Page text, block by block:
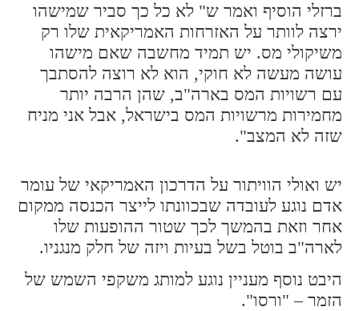
ברזלי הוסיף ואמר ש" לא כל כך סביר שמישהו
ירצה לוותר על האזרחות האמריקאית שלו רק
משיקולי מס. יש תמיד מחשבה שאם מישהו
עושה מעשה לא חוקי, הוא לא רוצה להסתבך
עם רשויות המס בארה"ב, שהן הרבה יותר
מחמירות מרשויות המס בישראל, אבל אני מניח
שזה לא המצב".
יש ואולי הוויתור על הדרכון האמריקאי של עומר
אדם נוגע לעובדה שבכוונתו לייצר הכנסה ממקום
אחר וזאת בהמשך לכך שטור ההופעות שלו
לארה"ב בוטל בשל בעיות ויזה של חלק מנגניו.
היבט נוסף מעניין נוגע למותג משקפי השמש של
הזמר – "ורסו".